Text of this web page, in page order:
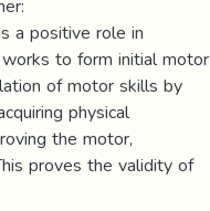
a positive role in
to form initial motor
of motor skills by
physical
the motor,
proves the validity of